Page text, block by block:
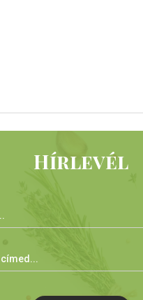
Hírlevél